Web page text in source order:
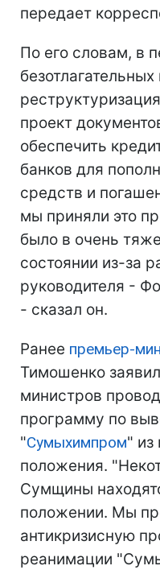
передает
По его словам, в
проект
обеспечить
банков для
средств и
мы приняли это
было в очень
состоянии из-за
руководителя -
- сказал он.
Ранее премьер-
Тимошенко
министров
программу по
"Сумыхимпром" из
положения.
Сумщины
положении. Мы
антикризисную
реанимации